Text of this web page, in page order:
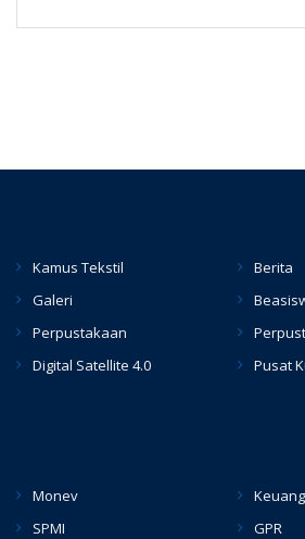
Kamus Tekstil
Berita
Galeri
Perpustakaan
Digital Satellite 4.0
Pusat
Monev
SPMI
GPR